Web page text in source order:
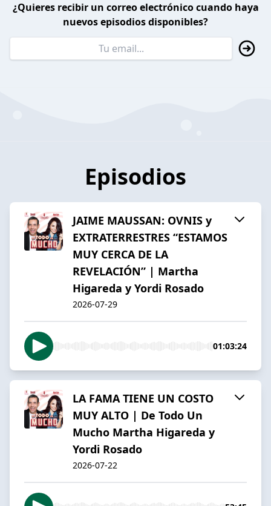
¿Quieres recibir un correo electrónico cuando haya
nuevos episodios disponibles?
Episodios
JAIME MAUSSAN: OVNIS y
EXTRATERRESTRES “ESTAMOS
MUY CERCA DE LA
REVELACIÓN” | Martha
Higareda y Yordi Rosado
2026-07-29
01:03:24
LA FAMA TIENE UN COSTO
MUY ALTO | De Todo Un
Mucho Martha Higareda y
Yordi Rosado
2026-07-22